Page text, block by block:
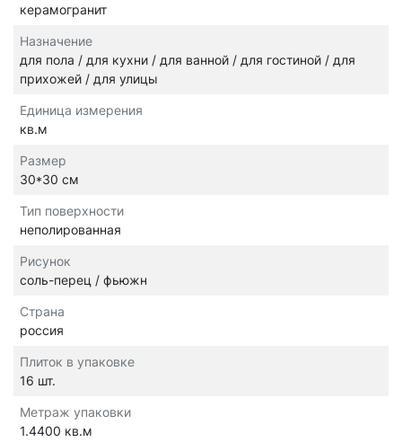
керамогранит
Назначение
для пола / для кухни / для ванной / для гостиной / для
прихожей / для улицы
Единица измерения
кв.м
Размер
30*30 см
Тип поверхности
неполированная
Рисунок
соль-перец / фьюжн
Страна
россия
Плиток в упаковке
16 шт.
Метраж упаковки
1.4400 кв.м